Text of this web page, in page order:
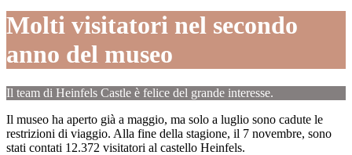
Molti visitatori nel secondo
anno del museo
Il team di Heinfels Castle è felice del grande interesse.
Il museo ha aperto già a maggio, ma solo a luglio sono cadute le
restrizioni di viaggio. Alla fine della stagione, il 7 novembre, sono
stati contati 12.372 visitatori al castello Heinfels.